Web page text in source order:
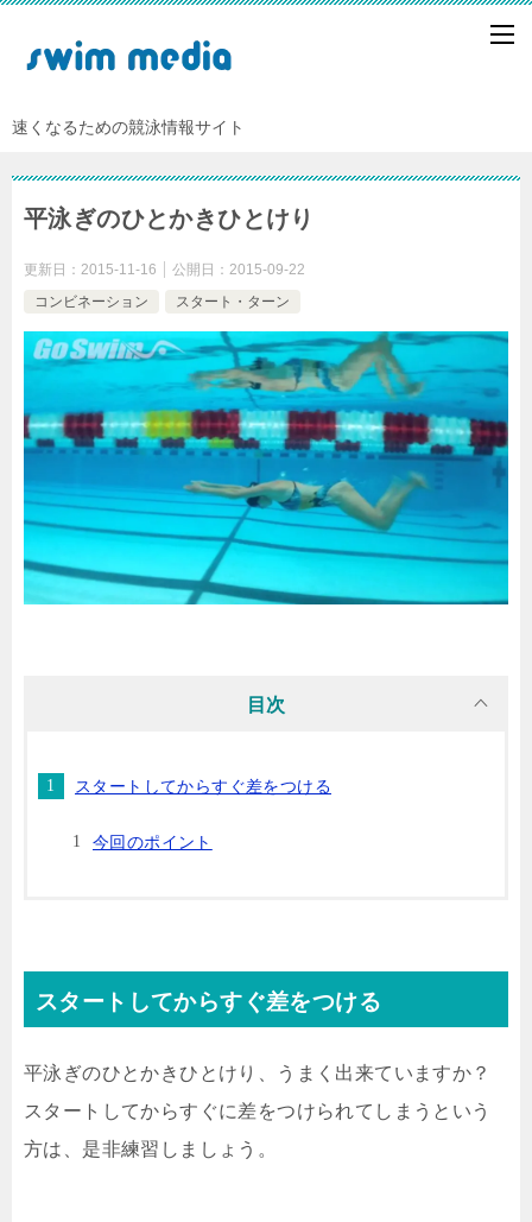
速くなるための競泳情報サイト
平泳ぎのひとかきひとけり
更新日： 2015-11-16 公開日： 2015-09-22
コンビネーション
スタート・ターン
目次
スタートしてからすぐ差をつける
今回のポイント
スタートしてからすぐ差をつける
平泳ぎのひとかきひとけり、うまく出来ていますか？
スタートしてからすぐに差をつけられてしまうという
方は、是非練習しましょう。